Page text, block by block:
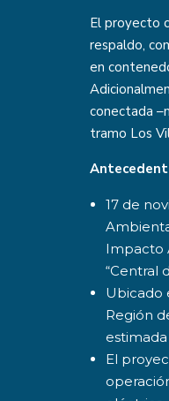
El proyecto
respaldo,
en
conectada
tramo Los
17 de
Impacto
“Central
Ubicado
Región
El